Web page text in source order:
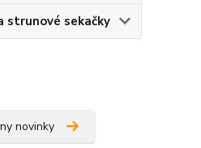
strunové sekačky
novinky